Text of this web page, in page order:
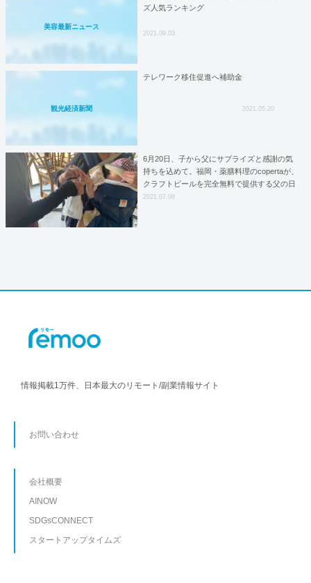
美容最新ニュース
ズ人気ランキング
2021.09.03
観光経済新聞
テレワーク移住促進へ補助金
2021.05.20
6月20日、子から父にサプライズと感謝の気
持ちを込めて。福岡・薬膳料理のcopertaが、
クラフトビールを完全無料で提供する父の日
イベントを開催
2021.07.08
情報掲載1万件、日本最大のリモート/副業情報サイト
お問い合わせ
会社概要
AINOW
SDGsCONNECT
スタートアップタイムズ